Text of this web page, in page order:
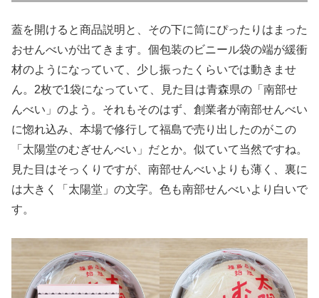
蓋を開けると商品説明と、その下に筒にぴったりはまった
おせんべいが出てきます。個包装のビニール袋の端が緩衝
材のようになっていて、少し振ったくらいでは動きませ
ん。2枚で1袋になっていて、見た目は青森県の「南部せ
んべい」のよう。それもそのはず、創業者が南部せんべい
に惚れ込み、本場で修行して福島で売り出したのがこの
「太陽堂のむぎせんべい」だとか。似ていて当然ですね。
見た目はそっくりですが、南部せんべいよりも薄く、裏に
は大きく「太陽堂」の文字。色も南部せんべいより白いで
す。